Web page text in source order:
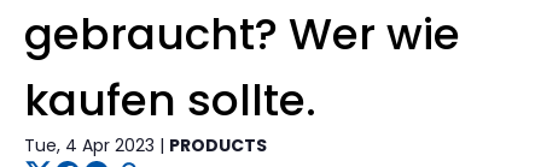
gebraucht? Wer wie
kaufen sollte.
Tue, 4 Apr 2023 | PRODUCTS